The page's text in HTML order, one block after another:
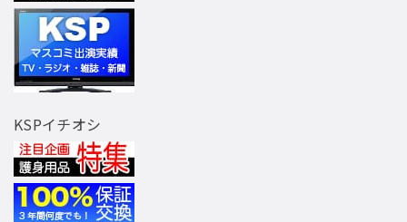
KSPイチオシ